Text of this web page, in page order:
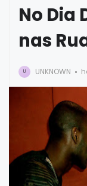
No Dia
nas
U UNKNOWN